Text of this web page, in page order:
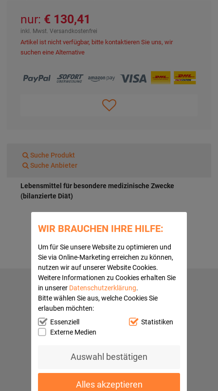
WIR BRAUCHEN IHRE HILFE:
Um für Sie unsere Website zu optimieren und
Sie via Online-Marketing erreichen zu können,
nutzen wir auf unserer Website Cookies.
Weitere Informationen zu Cookies erhalten Sie
in unserer Datenschutzerklärung.
Bitte wählen Sie aus, welche Cookies Sie
erlauben möchten:
Essenziell
Statistiken
Externe Medien
Auswahl bestätigen
Alles akzeptieren
nur: 130,41 €
inkl. Mwst. Versandkostenfrei
Artikel ist nicht verfügbar, bitte kontaktieren Sie uns, wir
suchen eine Alternative
Suche Produkt
Suche Anbieter
Lebensmittel für besondere medizinische Zwecke
(bilanzierte Diät)
Hilfe
Mein Konto
Kontaktformular
Häufige Fragen
Versandkosten
Quick Navi:
Partnerprogramme
AGB